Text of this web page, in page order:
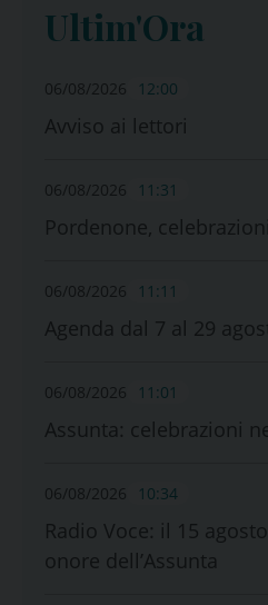
Ultim'Ora
06/08/2026 12:00
Avviso ai lettori
06/08/2026 11:31
Pordenone,
06/08/2026 11:11
Agenda dal 7 al 29
06/08/2026 11:01
Assunta: celebrazioni
06/08/2026 10:34
Radio Voce: il 15
onore dell’Assunta